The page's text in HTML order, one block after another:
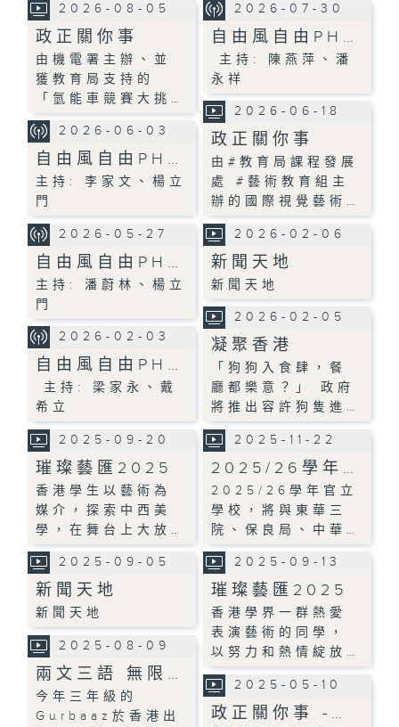
2026-08-05
政正關你事
由機電署主辦、並
獲教育局支持的
「氫能車競賽大挑…
2026-07-30
自由風自由PH…
主持: 陳燕萍、潘
永祥
2026-06-18
政正關你事
由#教育局課程發展
處 #藝術教育組主
辦的國際視覺藝術…
2026-06-03
自由風自由PH…
主持: 李家文、楊立
門
2026-05-27
自由風自由PH…
主持: 潘蔚林、楊立
門
2026-02-06
新聞天地
新聞天地
2026-02-05
凝聚香港
「狗狗入食肆，餐
廳都樂意？」 政府
將推出容許狗隻進…
2026-02-03
自由風自由PH…
主持: 梁家永、戴
希立
2025-11-22
2025/26學年…
2025/26學年官立
學校，將與東華三
院、保良局、中華…
2025-09-20
璀璨藝匯2025
香港學生以藝術為
媒介，探索中西美
學，在舞台上大放…
2025-09-13
璀璨藝匯2025
香港學界一群熱愛
表演藝術的同學，
以努力和熱情綻放…
2025-09-05
新聞天地
新聞天地
2025-08-09
兩文三語 無限…
今年三年級的
Gurbaaz於香港出
2025-05-10
政正關你事 -…